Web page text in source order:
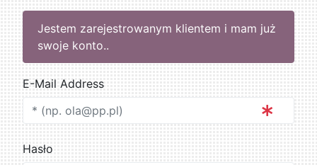
Jestem zarejestrowanym klientem i mam już
swoje konto..
E-Mail Address
Hasło